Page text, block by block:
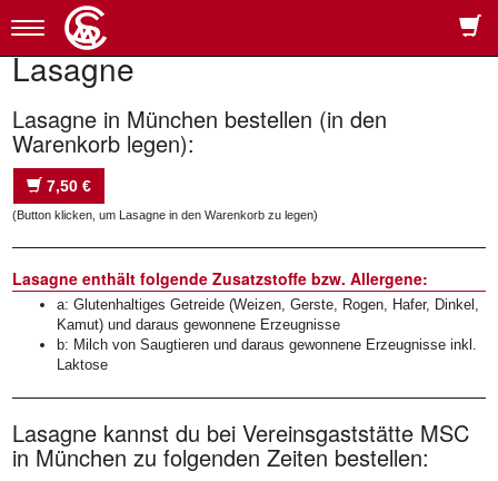
Toggle
navigation
Lasagne
Lasagne in München bestellen (in den
Warenkorb legen):
7,50 €
(Button klicken, um Lasagne in den Warenkorb zu legen)
Lasagne enthält folgende Zusatzstoffe bzw. Allergene:
a: Glutenhaltiges Getreide (Weizen, Gerste, Rogen, Hafer, Dinkel,
Kamut) und daraus gewonnene Erzeugnisse
b: Milch von Saugtieren und daraus gewonnene Erzeugnisse inkl.
Laktose
Lasagne kannst du bei Vereinsgaststätte MSC
in München zu folgenden Zeiten bestellen: